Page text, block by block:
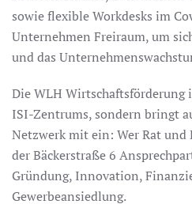
sowie flexible Workdesks im
Unternehmen Freiraum, um
und das
Die WLH Wirtschaftsförderung
ISI-Zentrums, sondern bringt
Netzwerk mit ein: Wer Rat
der Bäckerstraße 6
Gründung, Innovation,
Gewerbeansiedlung.